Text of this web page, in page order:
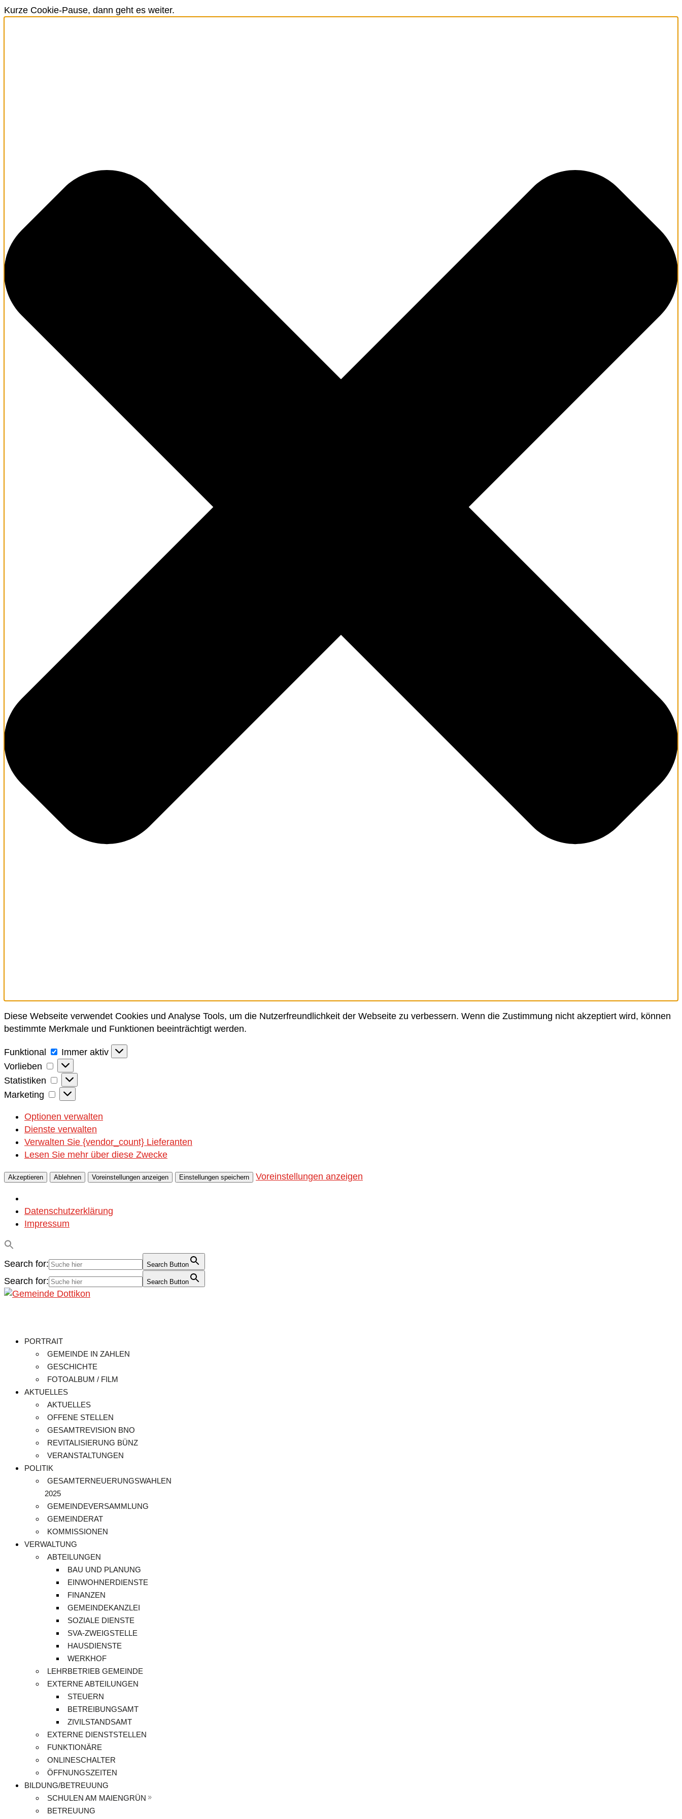
Kurze Cookie-Pause, dann geht es weiter.
Diese Webseite verwendet Cookies und Analyse Tools, um die Nutzerfreundlichkeit der Webseite zu verbessern. Wenn die Zustimmung nicht akzeptiert wird, können
bestimmte Merkmale und Funktionen beeinträchtigt werden.
Funktional Funktional
Immer aktiv
Vorlieben
Vorlieben
Statistiken
Statistiken
Marketing
Marketing
Optionen verwalten
Dienste verwalten
Verwalten Sie {vendor_count} Lieferanten
Lesen Sie mehr über diese Zwecke
Akzeptieren Ablehnen Voreinstellungen anzeigen Einstellungen speichern Voreinstellungen anzeigen
Datenschutzerklärung
Impressum
Search for: Search Button
Search for: Search Button
PORTRAIT
GEMEINDE IN ZAHLEN
GESCHICHTE
FOTOALBUM / FILM
AKTUELLES
AKTUELLES
OFFENE STELLEN
GESAMTREVISION BNO
REVITALISIERUNG BÜNZ
VERANSTALTUNGEN
POLITIK
GESAMTERNEUERUNGSWAHLEN
2025
GEMEINDEVERSAMMLUNG
GEMEINDERAT
KOMMISSIONEN
VERWALTUNG
ABTEILUNGEN
BAU UND PLANUNG
EINWOHNERDIENSTE
FINANZEN
GEMEINDEKANZLEI
SOZIALE DIENSTE
SVA-ZWEIGSTELLE
HAUSDIENSTE
WERKHOF
LEHRBETRIEB GEMEINDE
EXTERNE ABTEILUNGEN
STEUERN
BETREIBUNGSAMT
ZIVILSTANDSAMT
EXTERNE DIENSTSTELLEN
FUNKTIONÄRE
ONLINESCHALTER
ÖFFNUNGSZEITEN
BILDUNG/BETREUUNG
SCHULEN AM MAIENGRÜN
BETREUUNG